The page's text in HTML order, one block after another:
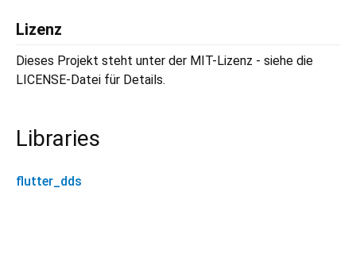
Lizenz
Dieses Projekt steht unter der MIT-Lizenz - siehe die
LICENSE-Datei für Details.
Libraries
flutter_dds